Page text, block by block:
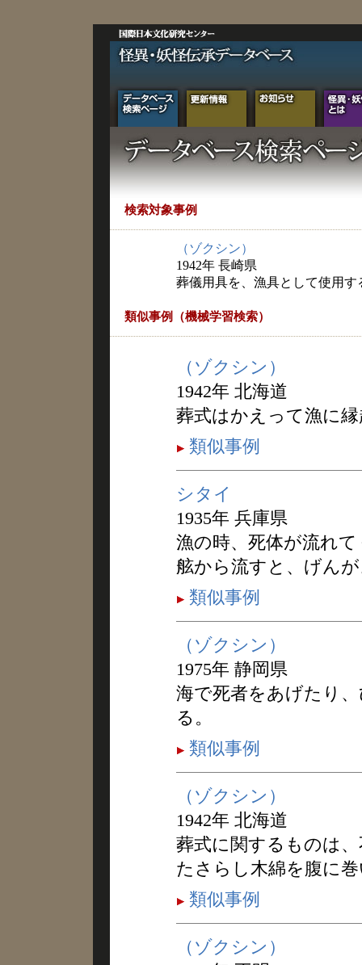
検索対象事例
（ゾクシン）
1942年 長崎県
葬儀用具を、漁具として使用す
類似事例（機械学習検索）
（ゾクシン）
1942年 北海道
葬式はかえって漁に
類似事例
シタイ
1935年 兵庫県
漁の時、死体が流れ
舷から流すと、げん
類似事例
（ゾクシン）
1975年 静岡県
海で死者をあげたり
る。
類似事例
（ゾクシン）
1942年 北海道
葬式に関するものは
たさらし木綿を腹に
類似事例
（ゾクシン）